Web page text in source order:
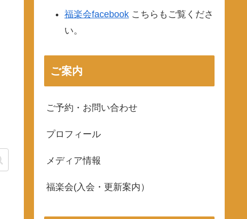
福楽会facebook こちらもご覧くださ
い。
ご案内
ご予約・お問い合わせ
プロフィール
メディア情報
福楽会(入会・更新案内）